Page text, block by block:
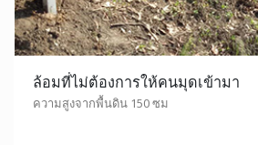
ล้อมที่ไม่ต้องการให้คนมุดเข้ามา
ความสูงจากพื้นดิน 150 ซม